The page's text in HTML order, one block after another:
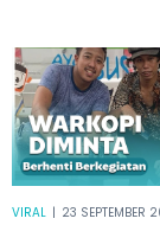
VIRAL | 23 SEPTEMBER